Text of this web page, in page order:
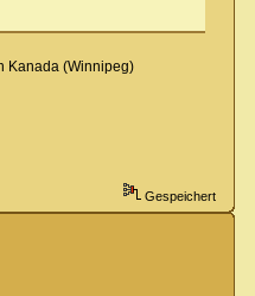
Kanada (Winnipeg)
Gespeichert